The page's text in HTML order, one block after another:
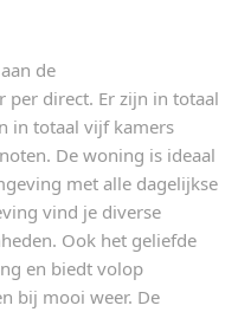
de
per direct. Er zijn in totaal
in totaal vijf kamers
De woning is ideaal
met alle dagelijkse
vind je diverse
Ook het geliefde
en biedt volop
bij mooi weer. De